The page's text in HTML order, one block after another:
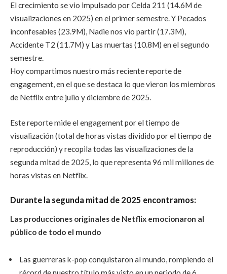
El crecimiento se vio impulsado por Celda 211 (14.6M de
visualizaciones en 2025) en el primer semestre. Y Pecados
inconfesables (23.9M), Nadie nos vio partir (17.3M),
Accidente T2 (11.7M) y Las muertas (10.8M) en el segundo
semestre.
Hoy compartimos nuestro más reciente reporte de
engagement, en el que se destaca lo que vieron los miembros
de Netflix entre julio y diciembre de 2025.
Este reporte mide el engagement por el tiempo de
visualización (total de horas vistas dividido por el tiempo de
reproducción) y recopila todas las visualizaciones de la
segunda mitad de 2025, lo que representa 96 mil millones de
horas vistas en Netflix.
Durante la segunda mitad de 2025 encontramos:
Las producciones originales de Netflix emocionaron al
público de todo el mundo
Las guerreras k-pop conquistaron al mundo, rompiendo el